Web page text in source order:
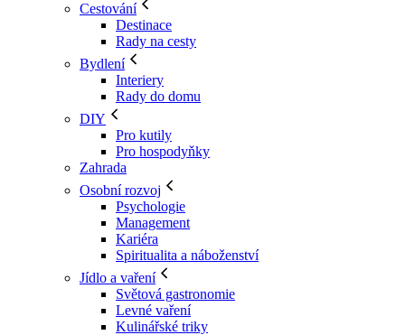
Cestování
Destinace
Rady na cesty
Bydlení
Interiery
Rady do domu
DIY
Pro kutily
Pro hospodyňky
Zahrada
Osobní rozvoj
Psychologie
Management
Kariéra
Spiritualita a náboženství
Jídlo a vaření
Světová gastronomie
Levné vaření
Kulinářské triky